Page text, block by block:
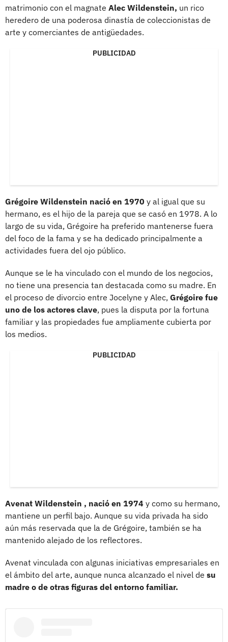
matrimonio con el magnate Alec Wildenstein, un rico
heredero de una poderosa dinastía de coleccionistas de
arte y comerciantes de antigüedades.
PUBLICIDAD
Grégoire Wildenstein nació en 1970 y al igual que su
hermano, es el hijo de la pareja que se casó en 1978. A lo
largo de su vida, Grégoire ha preferido mantenerse fuera
del foco de la fama y se ha dedicado principalmente a
actividades fuera del ojo público.
Aunque se le ha vinculado con el mundo de los negocios,
no tiene una presencia tan destacada como su madre. En
el proceso de divorcio entre Jocelyne y Alec, Grégoire fue
uno de los actores clave, pues la disputa por la fortuna
familiar y las propiedades fue ampliamente cubierta por
los medios.
PUBLICIDAD
Avenat Wildenstein , nació en 1974 y como su hermano,
mantiene un perfil bajo. Aunque su vida privada ha sido
aún más reservada que la de Grégoire, también se ha
mantenido alejado de los reflectores.
Avenat vinculada con algunas iniciativas empresariales en
el ámbito del arte, aunque nunca alcanzado el nivel de su
madre o de otras figuras del entorno familiar.